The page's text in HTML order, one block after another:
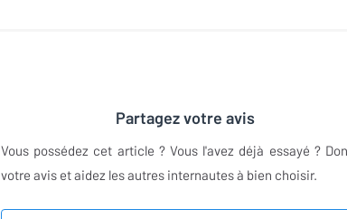
Partagez votre avis
Vous possédez cet article ? Vous l'avez déjà essayé ?
votre avis et aidez les autres internautes à bien choisir.